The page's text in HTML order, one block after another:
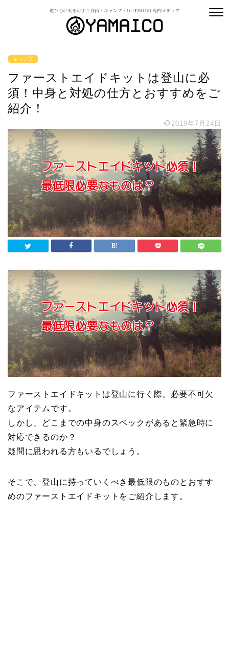
キャンプ
ファーストエイドキットは登山に必
須！中身と対処の仕方とおすすめをご
紹介！
2019年7月24日
ファーストエイドキットは登山に行く際、必要不可欠
なアイテムです。
しかし、どこまでの中身のスペックがあると緊急時に
対応できるのか？
疑問に思われる方もいるでしょう。
そこで、登山に持っていくべき最低限のものとおすす
めのファーストエイドキットをご紹介します。